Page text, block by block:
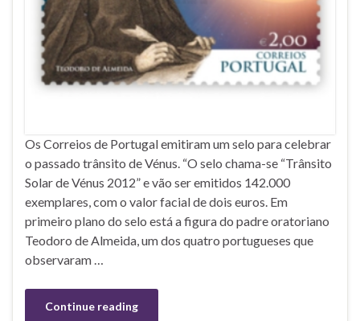
Os Correios de Portugal emitiram um selo para celebrar
o passado trânsito de Vénus. “O selo chama-se “Trânsito
Solar de Vénus 2012” e vão ser emitidos 142.000
exemplares, com o valor facial de dois euros. Em
primeiro plano do selo está a figura do padre oratoriano
Teodoro de Almeida, um dos quatro portugueses que
observaram …
Continue reading